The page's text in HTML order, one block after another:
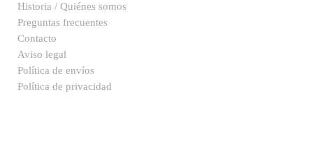
Historia / Quiénes somos
Preguntas frecuentes
Contacto
Aviso legal
Política de envíos
Política de privacidad